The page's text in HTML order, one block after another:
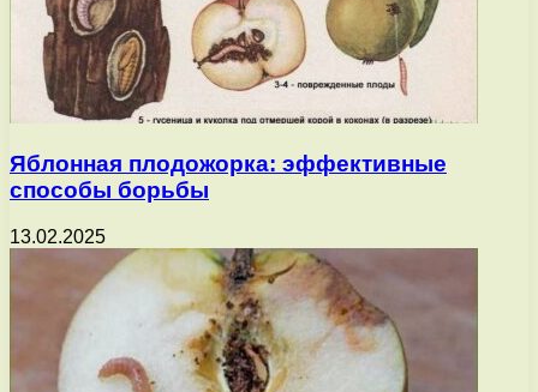
Яблонная плодожорка: эффективные
способы борьбы
13.02.2025